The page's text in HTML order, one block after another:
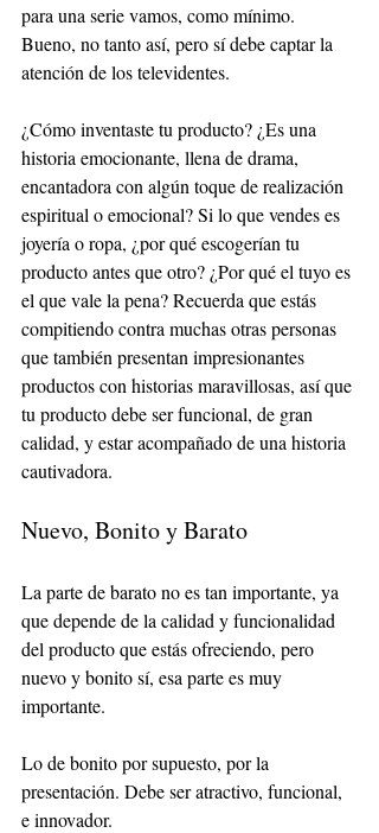
para una serie vamos, como mínimo.
Bueno, no tanto así, pero sí debe captar la
atención de los televidentes.
¿Cómo inventaste tu producto? ¿Es una
historia emocionante, llena de drama,
encantadora con algún toque de realización
espiritual o emocional? Si lo que vendes es
joyería o ropa, ¿por qué escogerían tu
producto antes que otro? ¿Por qué el tuyo es
el que vale la pena? Recuerda que estás
compitiendo contra muchas otras personas
que también presentan impresionantes
productos con historias maravillosas, así que
tu producto debe ser funcional, de gran
calidad, y estar acompañado de una historia
cautivadora.
Nuevo, Bonito y Barato
La parte de barato no es tan importante, ya
que depende de la calidad y funcionalidad
del producto que estás ofreciendo, pero
nuevo y bonito sí, esa parte es muy
importante.
Lo de bonito por supuesto, por la
presentación. Debe ser atractivo, funcional,
e innovador.